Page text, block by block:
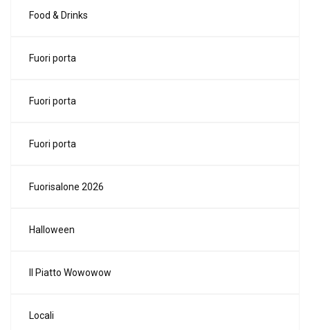
Food & Drinks
Fuori porta
Fuori porta
Fuori porta
Fuorisalone 2026
Halloween
Il Piatto Wowowow
Locali